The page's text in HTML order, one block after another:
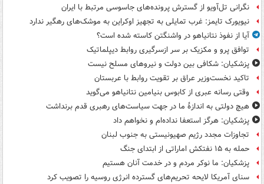
نگرانی تل‌آویو از گسترش پرونده‌های جاسوسی مرتبط با ایران
نیویورک تایمز: غرب تمایلی به تجهیز اوکراین به موشک‌های رهگیر ندارد
آیا از نفوذ نتانیاهو در واشنگتن کاسته شده است؟
توافق پرو و مکزیک بر سر ازسرگیری روابط دیپلماتیک
پزشکیان: شکافی بین دولت و نیروهای مسلح نیست
تاکید نخست‌وزیر عراق بر تقویت روابط با عربستان
وقتی رسانه عبری از کابوس بنیامین نتانیاهو می‌گوید
هیچ دولتی به اندازۀ ما در جهت سیاست‌های رهبری قدم برنداشت
پزشکیان: هرگز استعفا نداده‌ام و نخواهم داد
تجاوزات مجدد رژیم صهیونیستی به جنوب لبنان
حمله به ۱۵ نفتکش‌ اماراتی از ابتدای جنگ
پزشکیان: ما نوکر مردم و در خدمت آنان هستیم
سنای آمریکا لایحه تحریم‌های گسترده انرژی روسیه را تصویب کرد